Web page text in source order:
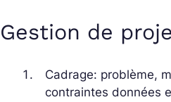
Gestion de
Cadrage: problème,
contraintes données